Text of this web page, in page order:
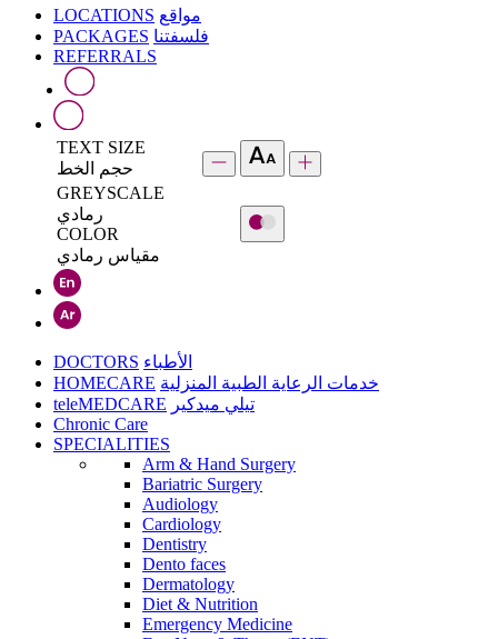
LOCATIONS مواقع
PACKAGES فلسفتنا
REFERRALS
TEXT SIZE
حجم الخط
GREYSCALE
رمادي
COLOR
مقياس رمادي
DOCTORS الأطباء
HOMECARE خدمات الرعاية الطبية المنزلية
teleMEDCARE تيلي ميدكير
Chronic Care
SPECIALITIES
Arm & Hand Surgery
Bariatric Surgery
Audiology
Cardiology
Dentistry
Dento faces
Dermatology
Diet & Nutrition
Emergency Medicine